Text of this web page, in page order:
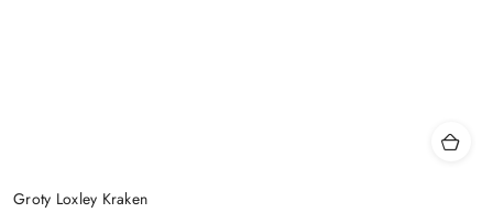
Groty Loxley Kraken